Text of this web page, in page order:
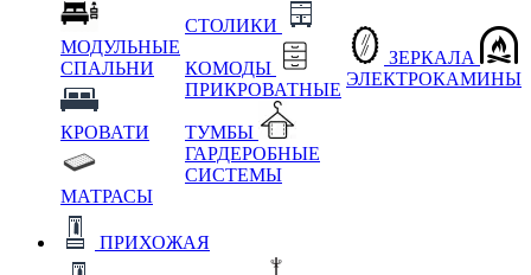
МОДУЛЬНЫЕ
СПАЛЬНИ
КРОВАТИ
МАТРАСЫ
СТОЛИКИ
КОМОДЫ
ПРИКРОВАТНЫЕ
ТУМБЫ
ГАРДЕРОБНЫЕ
СИСТЕМЫ
ЗЕРКАЛА
ЭЛЕКТРОКАМИНЫ
ПРИХОЖАЯ